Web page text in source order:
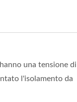
una tensione di
l'isolamento da